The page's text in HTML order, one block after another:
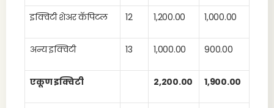
इक्विटी शेअर कॅपिटल 12 1,200.00 1,000.00
अन्य इक्विटी 13 1,000.00 900.00
एकूण इक्विटी 2,200.00 1,900.00